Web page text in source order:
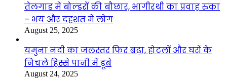
तेलगाड में बोल्डरों की बौछार, भागीरथी का प्रवाह रुका
– भय और दहशत में लोग
August 25, 2025
यमुना नदी का जलस्तर फिर बढ़ा, होटलों और घरों के
निचले हिस्से पानी में डूबे
August 24, 2025